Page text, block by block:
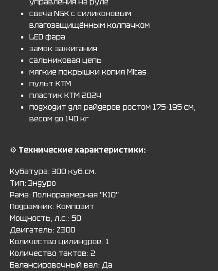
свеча NGK с силиконовым
влагозащищённым колпачком
LED фара
замок зажигания
сальниковая цепь
мягкие покрышки копия Mitas
пульт KTM
пластик KTM 2024
подходит для райдеров ростом 175-195 см,
весом до 140 кг
⚙️ Технические характеристики:
Кубатура: 300 куб.см.
Тип: Эндуро
Рама: Полноразмерная "К10"
Подрамник: Композит
Мощность, л.с.: 50
Двигатель: Z300
Количество цилиндров: 1
Количество тактов: 2
Балансировочный вал: Да